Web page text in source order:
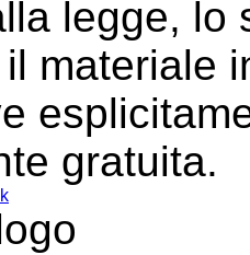
legge, lo
materiale
gratuita.